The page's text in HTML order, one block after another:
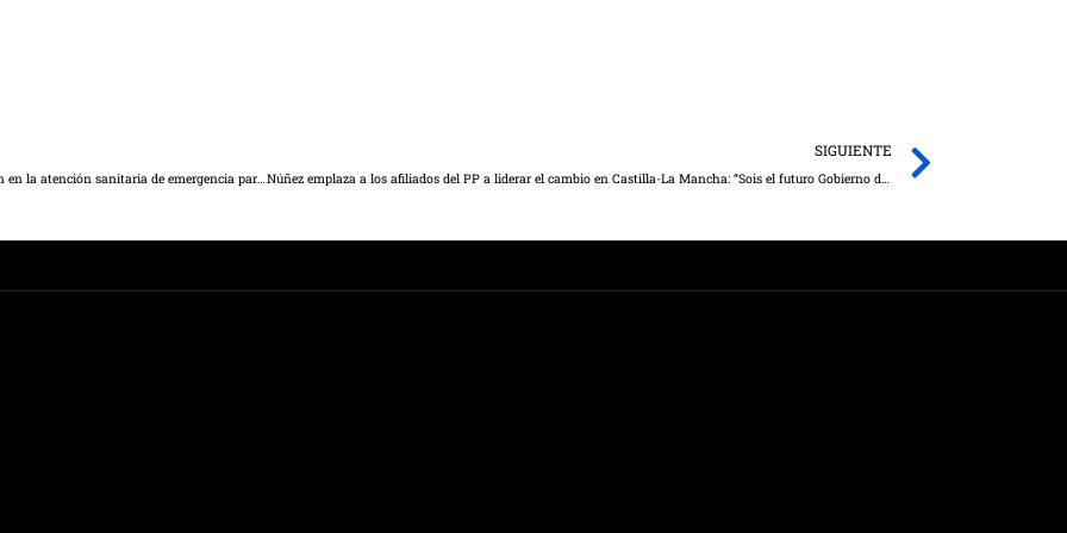
SIGUIENTE
Núñez emplaza a los afiliados del PP a liderar el cambio en Castilla-La Mancha: “Sois el futuro Gobierno de esta tierra”